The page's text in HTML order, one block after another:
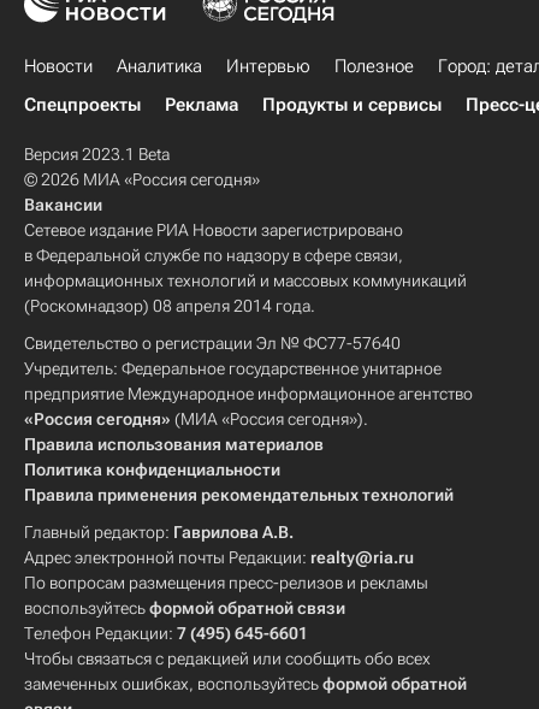
Новости Аналитика Интервью Полезное
Город:
Спецпроекты
Реклама Продукты и сервисы Пресс-
Версия 2023.1 Beta
© 2026 МИА «Россия сегодня»
Вакансии
Сетевое издание РИА Новости зарегистрировано
в Федеральной службе по надзору в сфере связи,
информационных технологий и массовых коммуникаций
(Роскомнадзор) 08 апреля 2014 года.
Свидетельство о регистрации Эл № ФС77-57640
Учредитель: Федеральное государственное унитарное
предприятие Международное информационное агентство
«Россия сегодня» (МИА «Россия сегодня»).
Правила использования материалов
Политика конфиденциальности
Правила применения рекомендательных технологий
Главный редактор: Гаврилова А.В.
Адрес электронной почты Редакции: realty@ria.ru
По вопросам размещения пресс-релизов и рекламы
воспользуйтесьформой обратной связи
Телефон Редакции: 7 (495) 645-6601
Чтобы связаться с редакцией или сообщить обо всех
замеченных ошибках, воспользуйтесьформой обратной